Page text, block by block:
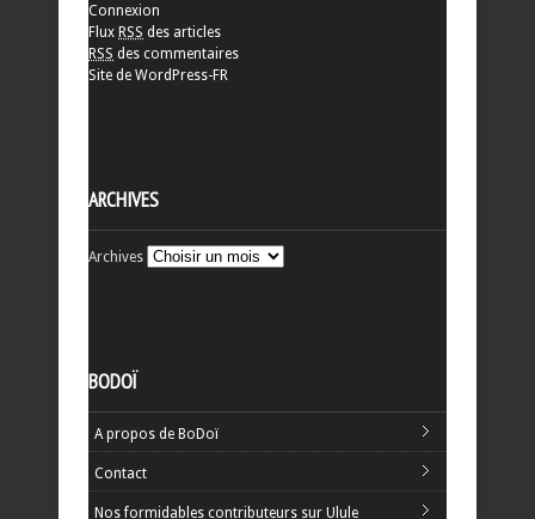
Connexion
Flux RSS des articles
RSS des commentaires
Site de WordPress-FR
ARCHIVES
Archives
BODOÏ
A propos de BoDoï
Contact
Nos formidables contributeurs sur Ulule